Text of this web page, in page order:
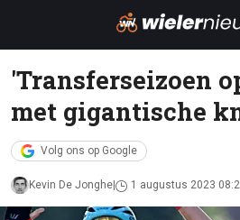
'Transferseizoen
met gigantische
Volg ons op Google
Kevin De Jonghe 1 augustus 2023